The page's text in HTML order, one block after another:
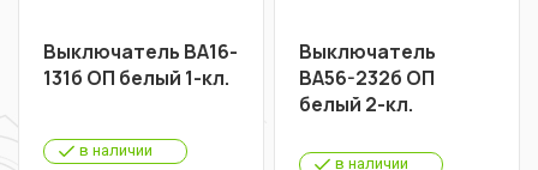
Выключатель ВА16-
131б ОП белый 1-кл.
в наличии
Выключатель
ВА56-232б ОП
белый 2-кл.
в наличии